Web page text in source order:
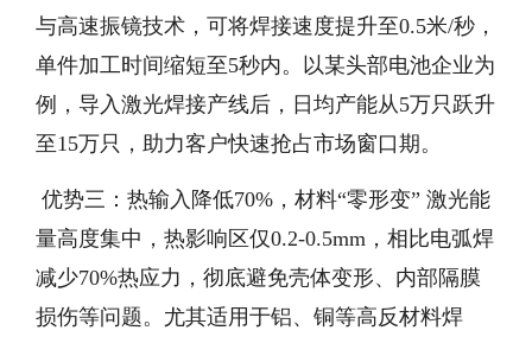
与高速振镜技术，可将焊接速度提升至0.5米/秒，
单件加工时间缩短至5秒内。以某头部电池企业为
例，导入激光焊接产线后，日均产能从5万只跃升
至15万只，助力客户快速抢占市场窗口期。
优势三：热输入降低70%，材料“零形变” 激光能
量高度集中，热影响区仅0.2-0.5mm，相比电弧焊
减少70%热应力，彻底避免壳体变形、内部隔膜
损伤等问题。尤其适用于铝、铜等高反材料焊